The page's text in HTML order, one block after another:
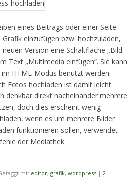
eines Beitrags oder einer Seite
einzufügen bzw. hochzuladen,
Version eine Schaltfläche „Bild
Text „Multimedia einfügen“. Sie kann
HTML-Modus benutzt werden.
Fotos hochladen ist damit leicht
denkbar direkt nacheinander mehrere
doch dies erscheint wenig
wenn es um mehrere Bilder
funktionieren sollen, verwendet
der Mediathek.
mit editor, grafik, wordpress | 2